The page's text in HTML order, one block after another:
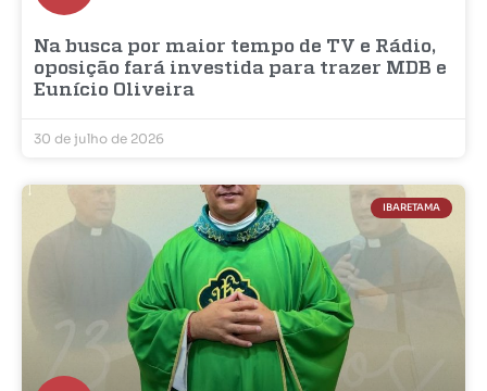
Na busca por maior tempo de TV e Rádio,
oposição fará investida para trazer MDB e
Eunício Oliveira
30 de julho de 2026
IBARETAMA